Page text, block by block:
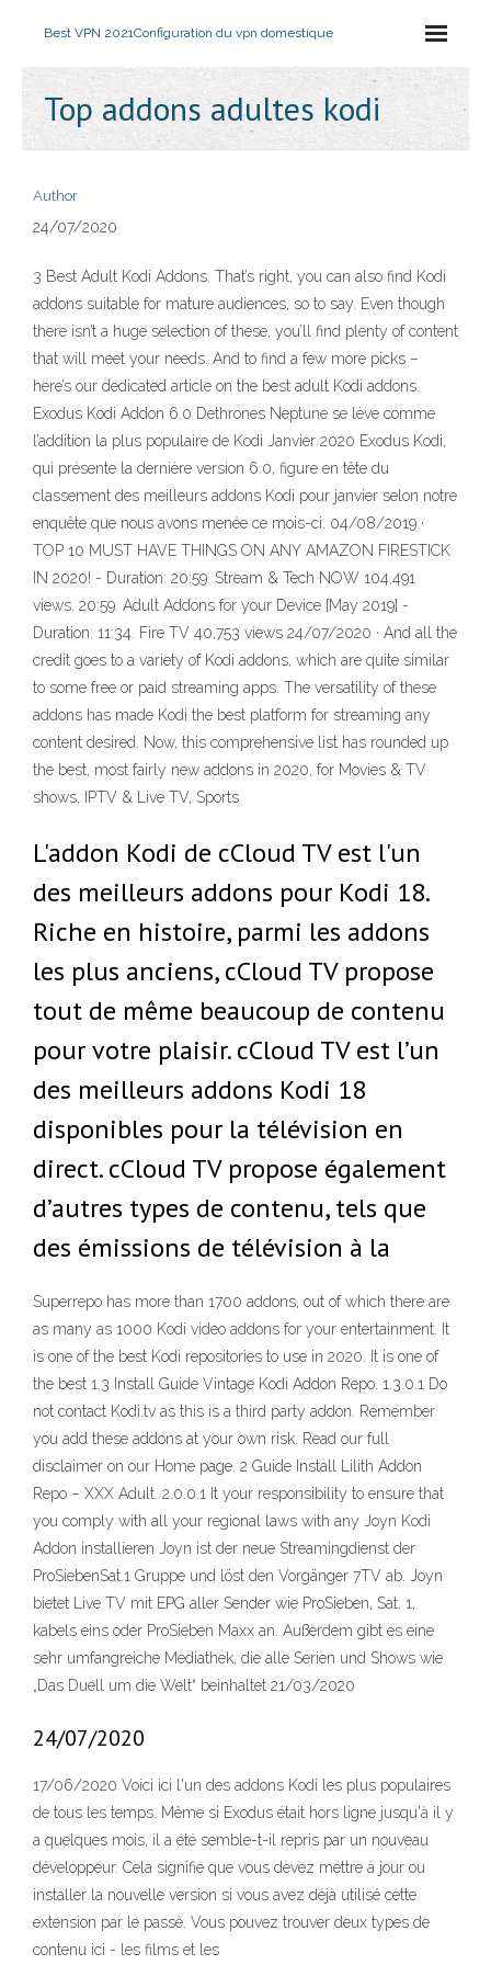
Best VPN 2021Configuration du vpn domestique
Top addons adultes kodi
Author
24/07/2020
3 Best Adult Kodi Addons. That’s right, you can also find Kodi
addons suitable for mature audiences, so to say. Even though
there isn’t a huge selection of these, you’ll find plenty of content
that will meet your needs. And to find a few more picks –
here’s our dedicated article on the best adult Kodi addons.
Exodus Kodi Addon 6.0 Dethrones Neptune se lève comme
l’addition la plus populaire de Kodi Janvier 2020 Exodus Kodi,
qui présente la dernière version 6.0, figure en tête du
classement des meilleurs addons Kodi pour janvier selon notre
enquête que nous avons menée ce mois-ci. 04/08/2019 ·
TOP 10 MUST HAVE THINGS ON ANY AMAZON FIRESTICK
IN 2020! - Duration: 20:59. Stream & Tech NOW 104,491
views. 20:59. Adult Addons for your Device [May 2019] -
Duration: 11:34. Fire TV 40,753 views 24/07/2020 · And all the
credit goes to a variety of Kodi addons, which are quite similar
to some free or paid streaming apps. The versatility of these
addons has made Kodi the best platform for streaming any
content desired. Now, this comprehensive list has rounded up
the best, most fairly new addons in 2020, for Movies & TV
shows, IPTV & Live TV, Sports
L'addon Kodi de cCloud TV est l'un
des meilleurs addons pour Kodi 18.
Riche en histoire, parmi les addons
les plus anciens, cCloud TV propose
tout de même beaucoup de contenu
pour votre plaisir. cCloud TV est l’un
des meilleurs addons Kodi 18
disponibles pour la télévision en
direct. cCloud TV propose également
d’autres types de contenu, tels que
des émissions de télévision à la
Superrepo has more than 1700 addons, out of which there are
as many as 1000 Kodi video addons for your entertainment. It
is one of the best Kodi repositories to use in 2020. It is one of
the best 1.3 Install Guide Vintage Kodi Addon Repo. 1.3.0.1 Do
not contact Kodi.tv as this is a third party addon. Remember
you add these addons at your own risk. Read our full
disclaimer on our Home page. 2 Guide Install Lilith Addon
Repo – XXX Adult. 2.0.0.1 It your responsibility to ensure that
you comply with all your regional laws with any Joyn Kodi
Addon installieren Joyn ist der neue Streamingdienst der
ProSiebenSat.1 Gruppe und löst den Vorgänger 7TV ab. Joyn
bietet Live TV mit EPG aller Sender wie ProSieben, Sat. 1,
kabels eins oder ProSieben Maxx an. Außerdem gibt es eine
sehr umfangreiche Mediathek, die alle Serien und Shows wie
„Das Duell um die Welt“ beinhaltet 21/03/2020
24/07/2020
17/06/2020 Voici ici l'un des addons Kodi les plus populaires
de tous les temps. Même si Exodus était hors ligne jusqu'à il y
a quelques mois, il a été semble-t-il repris par un nouveau
développeur. Cela signifie que vous devez mettre à jour ou
installer la nouvelle version si vous avez déjà utilisé cette
extension par le passé. Vous pouvez trouver deux types de
contenu ici - les films et les